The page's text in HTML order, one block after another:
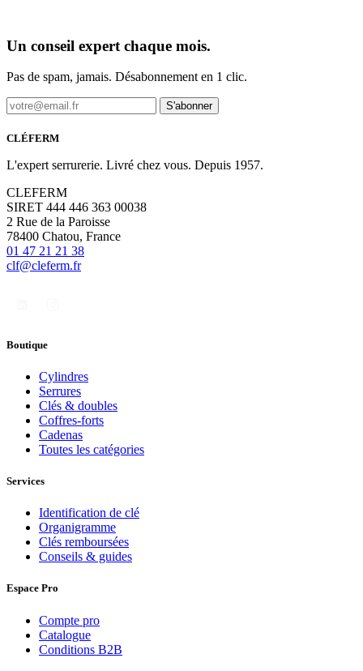
Un conseil expert chaque mois.
Pas de spam, jamais. Désabonnement en 1 clic.
S'abonner
CLÉFERM
L'expert serrurerie. Livré chez vous. Depuis 1957.
CLEFERM
SIRET 444 446 363 00038
2 Rue de la Paroisse
78400 Chatou, France
01 47 21 21 38
clf@cleferm.fr
Boutique
Cylindres
Serrures
Clés & doubles
Coffres-forts
Cadenas
Toutes les catégories
Services
Identification de clé
Organigramme
Clés remboursées
Conseils & guides
Espace Pro
Compte pro
Catalogue
Conditions B2B